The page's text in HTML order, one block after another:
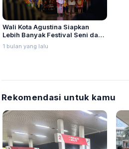
Wali Kota Agustina Siapkan
Lebih Banyak Festival Seni dan
Budaya pada 2027
1 bulan yang lalu
Rekomendasi untuk kamu